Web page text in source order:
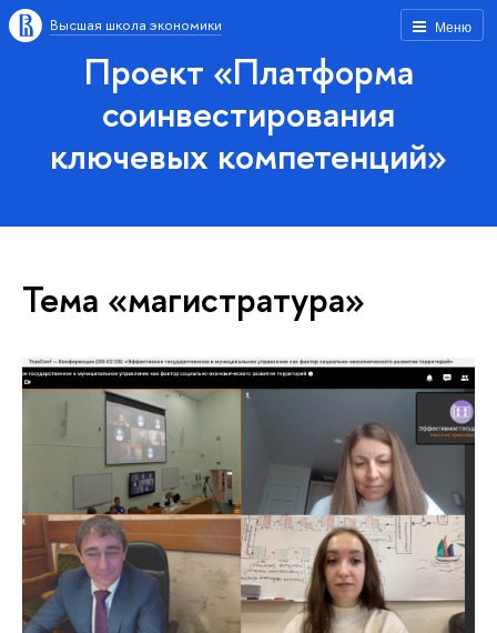
Меню
Высшая школа экономики
Проект «Платформа
соинвестирования
ключевых компетенций»
Тема «магистратура»